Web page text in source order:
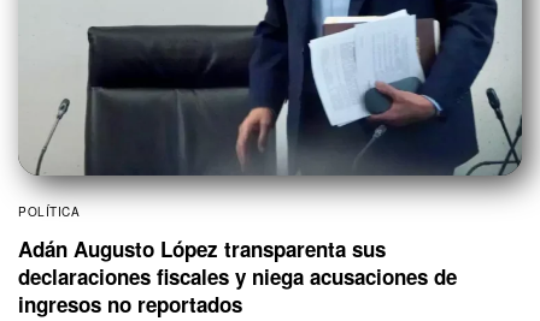
POLÍTICA
Adán Augusto López transparenta sus
declaraciones fiscales y niega acusaciones de
ingresos no reportados